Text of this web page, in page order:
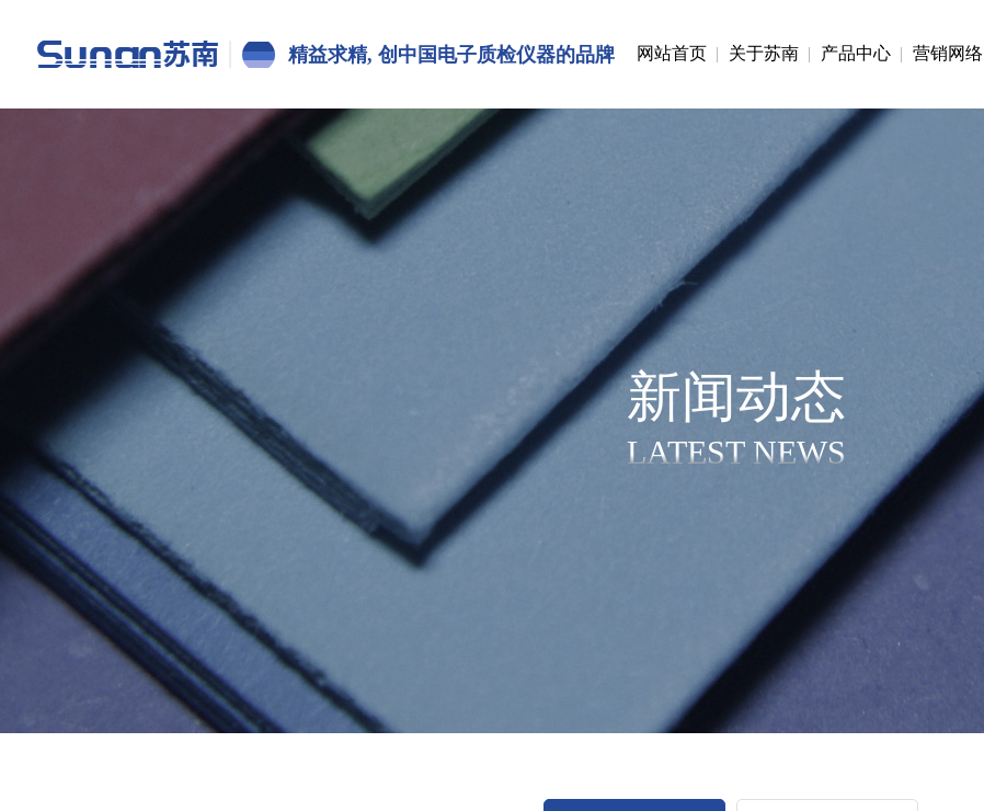
精益求精, 创中国电子质检仪器的品牌 网站首页 关于苏南 产品中心 营销网络
新闻动态
LATEST NEWS